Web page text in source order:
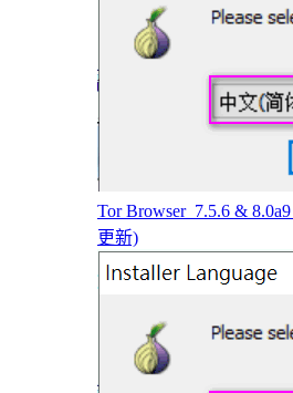
Tor Browser_7.5.6 &
更新)